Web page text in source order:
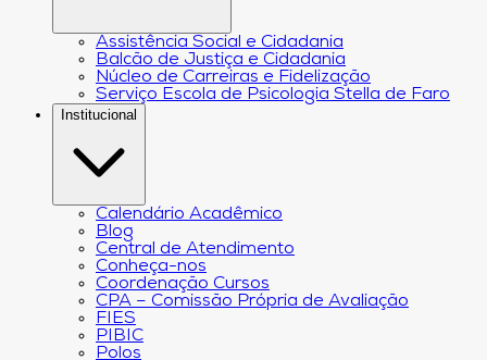
Assistência Social e Cidadania
Balcão de Justiça e Cidadania
Núcleo de Carreiras e Fidelização
Serviço Escola de Psicologia Stella de Faro
Institucional
Calendário Acadêmico
Blog
Central de Atendimento
Conheça-nos
Coordenação Cursos
CPA – Comissão Própria de Avaliação
FIES
PIBIC
Polos